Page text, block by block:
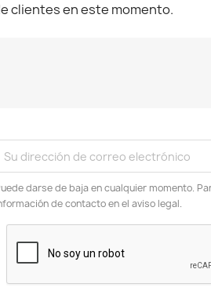
clientes en este momento.
darse de baja en cualquier momento.
de contacto en el aviso legal.